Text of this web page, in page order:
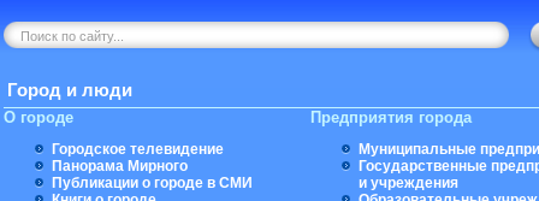
Город и люди
О городе
Городское телевидение
Панорама Мирного
Публикации о городе в СМИ
Предприятия города
Муниципальные
Государственные
и учреждения